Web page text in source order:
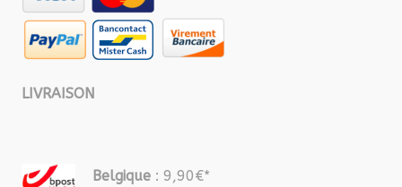
LIVRAISON
Belgique : 9,90€*